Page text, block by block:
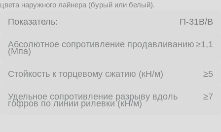
цвета наружного лайнера (бурый или белый).
Показатель: П-31В/B
Абсолютное сопротивление продавливанию
(Мпа)
≥1,1
Стойкость к торцевому сжатию (кН/м) ≥5
Удельное сопротивление разрыву вдоль
гофров по линии рилевки (кН/м)
≥7